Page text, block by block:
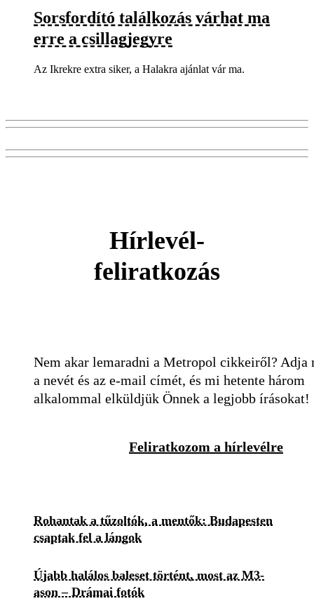
Sorsfordító találkozás várhat ma
erre a csillagjegyre
Az Ikrekre extra siker, a Halakra ajánlat vár ma.
Hírlevél-
feliratkozás
Nem akar lemaradni a Metropol cikkeiről? Adja
a nevét és az e-mail címét, és mi hetente három
alkalommal elküldjük Önnek a legjobb írásokat!
Feliratkozom a hírlevélre
Rohantak a tűzoltók, a mentők: Budapesten
csaptak fel a lángok
Újabb halálos baleset történt, most az M3-
ason – Drámai fotók